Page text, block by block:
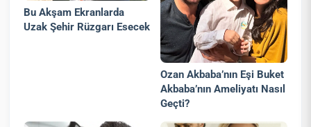
Bu Akşam Ekranlarda
Uzak Şehir Rüzgarı Esecek
Ozan Akbaba’nın Eşi Buket
Akbaba’nın Ameliyatı Nasıl
Geçti?